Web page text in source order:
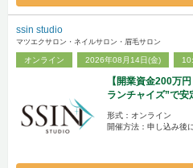
ssin studio
マツエクサロン・ネイルサロン・眉毛サロン
オンライン 2026年08月14日(金)
【開業資金200万
ランチャイズ”で安
形式：オンライン
開催方法：申し込み後